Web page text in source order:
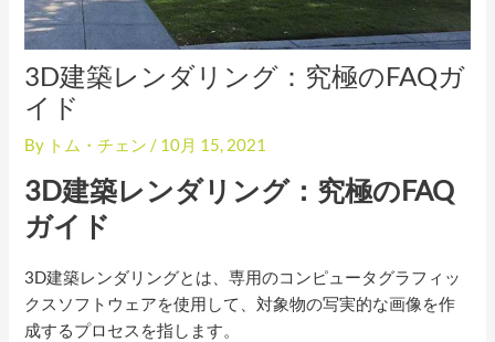
3D建築レンダリング：究極のFAQガ
イド
By トム・チェン/ 10月 15, 2021
3D建築レンダリング：究極のFAQ
ガイド
3D建築レンダリングとは、専用のコンピュータグラフィッ
クスソフトウェアを使用して、対象物の写実的な画像を作
成するプロセスを指します。